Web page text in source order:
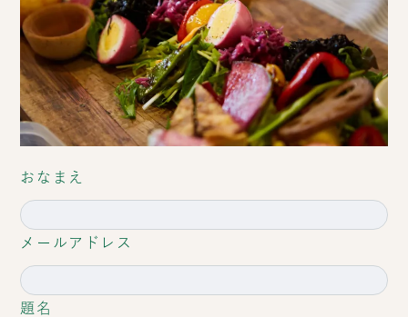
おなまえ
メールアドレス
題名